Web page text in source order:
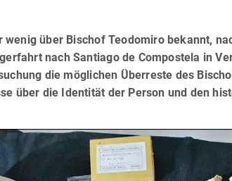
wenig über Bischof Teodomiro bekannt,
nach Santiago de Compostela in
die möglichen Überreste des
über die Identität der Person und den